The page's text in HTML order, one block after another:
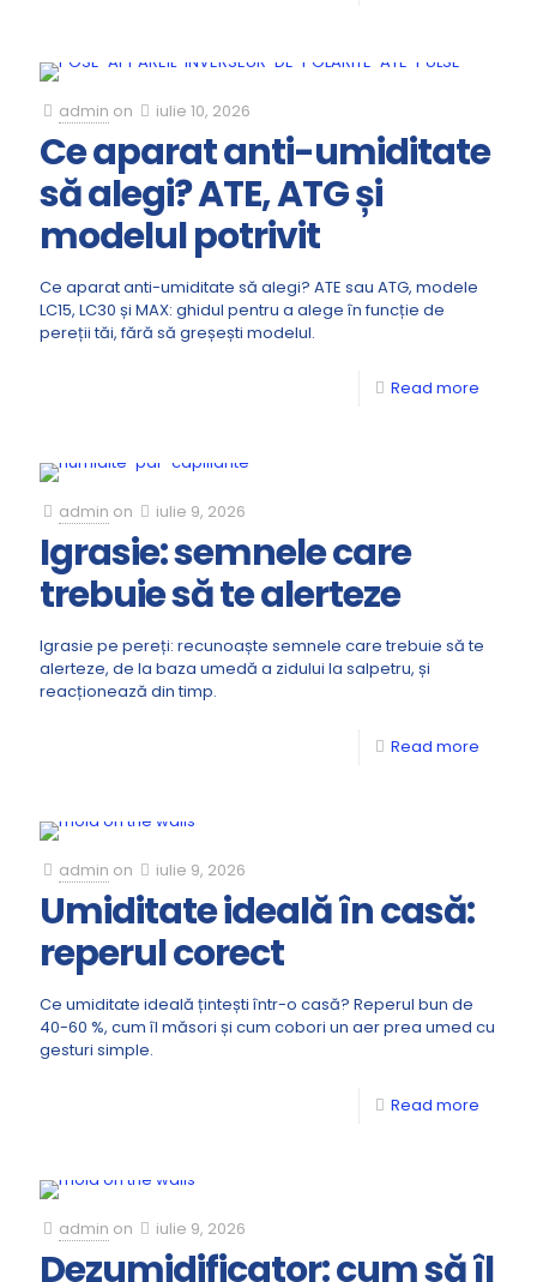
admin on iulie 10, 2026
Ce aparat anti-umiditate
să alegi? ATE, ATG și
modelul potrivit
Ce aparat anti-umiditate să alegi? ATE sau ATG, modele
LC15, LC30 și MAX: ghidul pentru a alege în funcție de
pereții tăi, fără să greșești modelul.
Read more
admin on iulie 9, 2026
Igrasie: semnele care
trebuie să te alerteze
Igrasie pe pereți: recunoaște semnele care trebuie să te
alerteze, de la baza umedă a zidului la salpetru, și
reacționează din timp.
Read more
admin on iulie 9, 2026
Umiditate ideală în casă:
reperul corect
Ce umiditate ideală țintești într-o casă? Reperul bun de
40-60 %, cum îl măsori și cum cobori un aer prea umed cu
gesturi simple.
Read more
admin on iulie 9, 2026
Dezumidificator: cum să îl